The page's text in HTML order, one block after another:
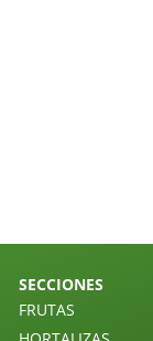
SECCIONES
FRUTAS